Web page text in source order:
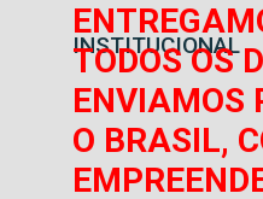
INSTITUCIONAL
TODOS OS
ENVIAMOS
O BRASIL,